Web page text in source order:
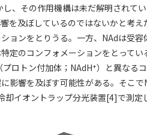
、その作用機構は未だ解明されて
を及ぼしているのではないかと考え
ョンをとりうる。一方、NAdは受
定のコンフォメーションをとって
ロトン付加体；NAdH+）と異なる
影響を及ぼす可能性がある。そこで
却イオントラップ分光装置[4]で測